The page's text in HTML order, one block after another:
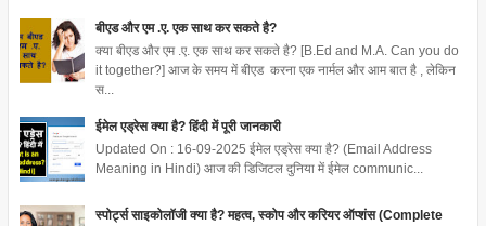
बीएड और एम .ए. एक साथ कर सकते है?
क्या बीएड और एम .ए. एक साथ कर सकते है? [B.Ed and M.A. Can you do
it together?] आज के समय में बीएड करना एक नार्मल और आम बात है , लेकिन
स...
ईमेल एड्रेस क्या है? हिंदी में पूरी जानकारी
Updated On : 16-09-2025 ईमेल एड्रेस क्या है? (Email Address
Meaning in Hindi) आज की डिजिटल दुनिया में ईमेल communic...
स्पोर्ट्स साइकोलॉजी क्या है? महत्व, स्कोप और करियर ऑप्शंस (Complete